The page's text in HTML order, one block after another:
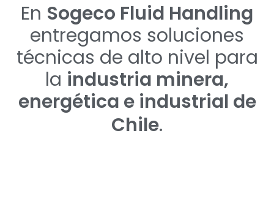
En Sogeco Fluid Handling
entregamos soluciones
técnicas de alto nivel para
la industria minera,
energética e industrial de
Chile.